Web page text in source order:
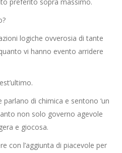
logiche ovverosia di tante
vi hanno evento arridere
di chimica e sentono ‘un
non solo governo agevole
e giocosa.
con l’aggiunta di piacevole per